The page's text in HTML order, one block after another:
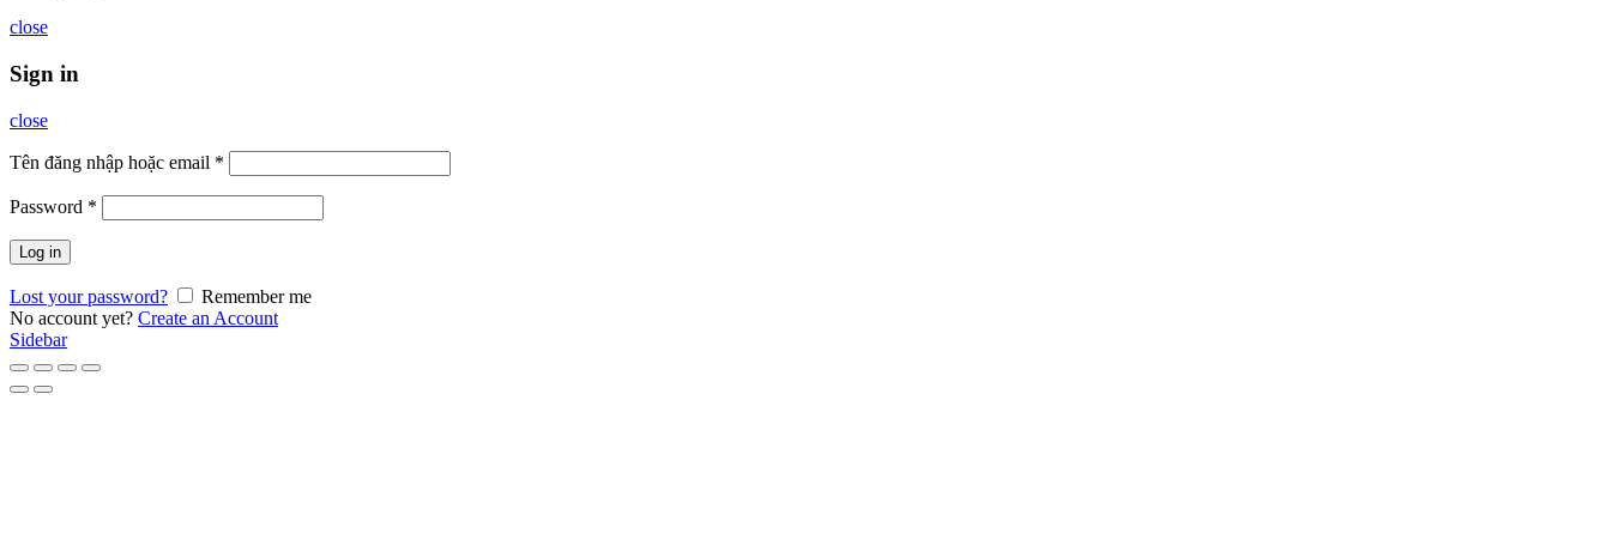
close
Sign in
close
Tên đăng nhập hoặc email *
Password *
Log in
Lost your password?
Remember me
No account yet? Create an Account
Sidebar